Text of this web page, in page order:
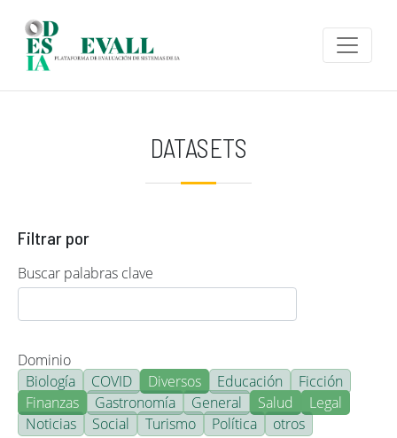
DATASETS
Filtrar por
Buscar palabras clave
Dominio
Biología
COVID Diversos Educación
Ficción
Finanzas
Gastronomía General Salud
Legal
Noticias
Social Turismo Política otros